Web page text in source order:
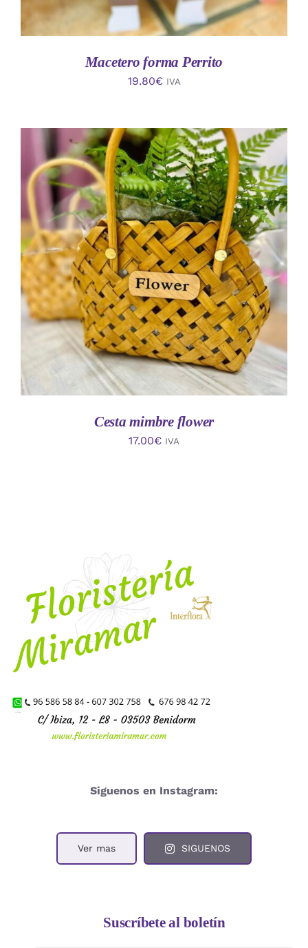
Macetero forma Perrito
19.80€ IVA
AÑADIR AL CARRITO
/
DETALLES
Cesta mimbre flower
17.00€ IVA
Siguenos en Instagram:
Ver mas SIGUENOS
Suscríbete al boletín